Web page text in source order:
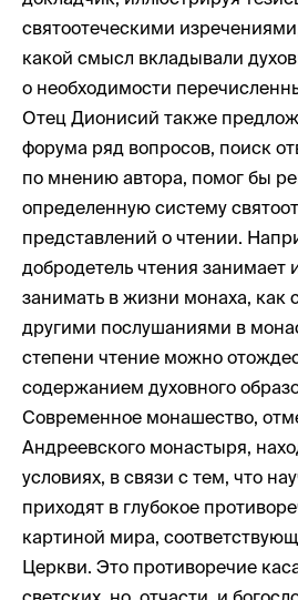
святоотеческими
какой смысл вкладывали
о необходимости
Отец Дионисий также
форума ряд вопросов, поиск
по мнению автора, помог бы
определенную систему
представлений о чтении.
добродетель чтения занимает
занимать в жизни монаха, как
другими послушаниями в
степени чтение можно
содержанием духовного
Современное монашество,
Андреевского монастыря,
условиях, в связи с тем, что
приходят в глубокое
картиной мира,
Церкви. Это противоречие